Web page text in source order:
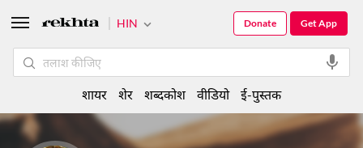
HIN Get App
Donate
शायर शेर शब्दकोश वीडियो ई-पुस्तक